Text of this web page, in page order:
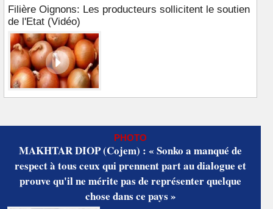
Filière Oignons: Les producteurs sollicitent le soutien
de l'Etat (Vidéo)
PHOTO
MAKHTAR DIOP (Cojem) : « Sonko a manqué de
respect à tous ceux qui prennent part au dialogue et
prouve qu'il ne mérite pas de représenter quelque
chose dans ce pays »